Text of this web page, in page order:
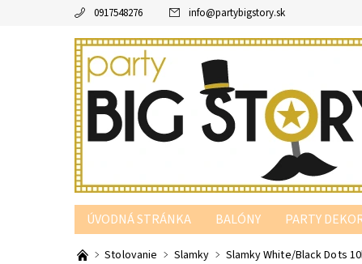
0917548276 info@partybigstory.sk
ÚVODNÁ STRÁNKA BALÓNY PARTY
PARTY PODĽA FARBY
Stolovanie Slamky Slamky White/Black Dots